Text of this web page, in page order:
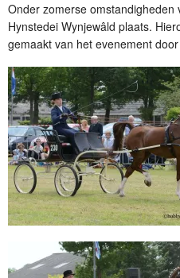
Onder zomerse omstandigheden
Hynstedei Wynjewâld plaats.
gemaakt van het evenement